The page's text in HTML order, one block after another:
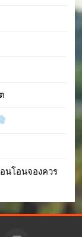
นโอนจองควร